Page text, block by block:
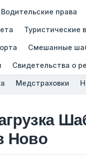
Водительские права
Туристические
Смешанные
Свидетельства о
Медстраховки
Ново